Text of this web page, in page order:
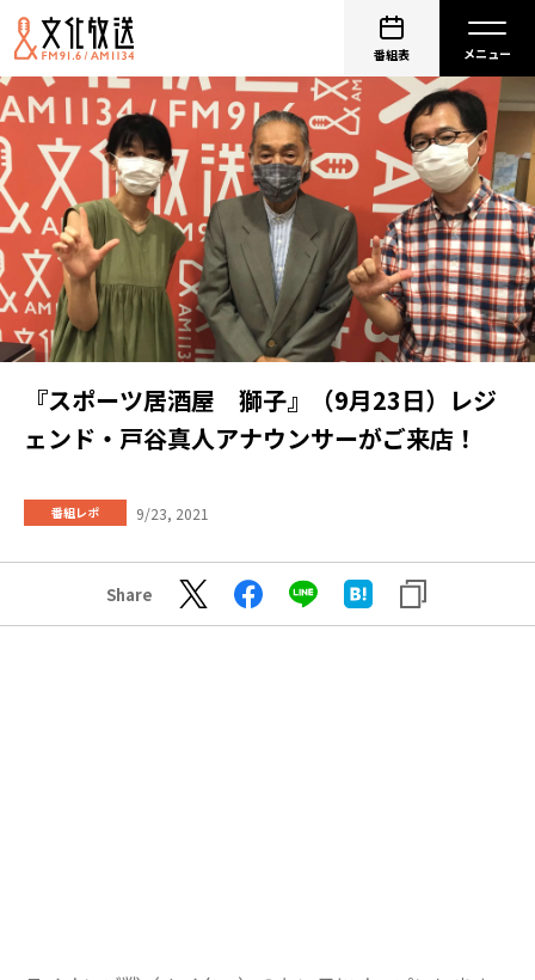
番組表
『スポーツ居酒屋 獅子』（9月23日）レジ
ェンド・戸谷真人アナウンサーがご来店！
番組レポ 9/23, 2021
Share